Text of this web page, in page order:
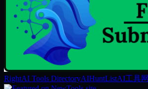
RightAI Tools DirectoryAIHuntListAI工具网